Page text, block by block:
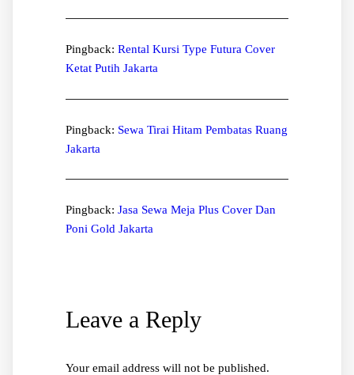
Pingback: Rental Kursi Type Futura Cover
Ketat Putih Jakarta
Pingback: Sewa Tirai Hitam Pembatas Ruang
Jakarta
Pingback: Jasa Sewa Meja Plus Cover Dan
Poni Gold Jakarta
Leave a Reply
Your email address will not be published.